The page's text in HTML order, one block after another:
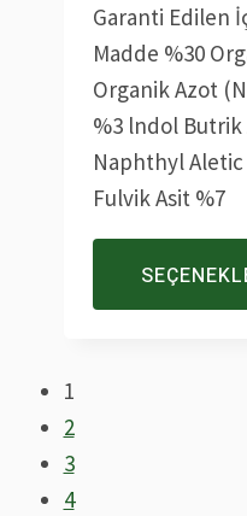
Garanti Edilen
Madde %30
Organik Azot
%3 lndol Butrik
Naphthyl Aletic
Fulvik Asit %7
1
2
3
4